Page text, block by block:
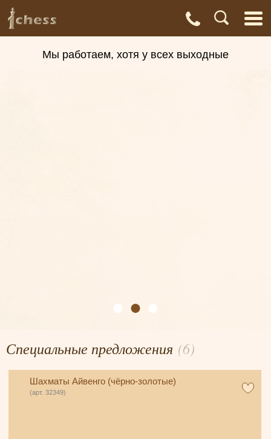
и оплата
Мы работаем, хотя у всех выходные
Специальные предложения (6)
Шахматы Айвенго (чёрно-золотые)
(арт. 32349)